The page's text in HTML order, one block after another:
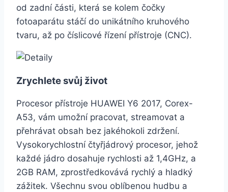
od zadní části, která se kolem čočky
fotoaparátu stáčí do unikátního kruhového
tvaru, až po číslicové řízení přístroje (CNC).
Zrychlete svůj život
Procesor přístroje HUAWEI Y6 2017, Corex-
A53, vám umožní pracovat, streamovat a
přehrávat obsah bez jakéhokoli zdržení.
Vysokorychlostní čtyřjádrový procesor, jehož
každé jádro dosahuje rychlosti až 1,4GHz, a
2GB RAM, zprostředkovává rychlý a hladký
zážitek. Všechnu svou oblíbenou hudbu a